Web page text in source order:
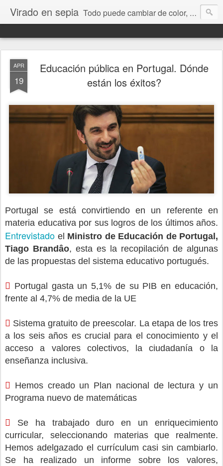
Virado en sepia Todo puede cambiar de color, depende de nosotros y de nuestra capacidad para aprender a mirar. Hablamos de sociedad, economía, empresa, política, RRHH, formación. De Historia reciente, de educación y de temas sociales.
APR
19
Educación pública en Portugal. Dónde
están los éxitos?
Portugal se está convirtiendo en un referente en
materia educativa por sus logros de los últimos años.
Entrevistado el Ministro de Educación de Portugal,
Tiago Brandâo, esta es la recopilación de algunas
de las propuestas del sistema educativo portugués.
 Portugal gasta un 5,1% de su PIB en educación,
frente al 4,7% de media de la UE
 Sistema gratuito de preescolar. La etapa de los tres
a los seis años es crucial para el conocimiento y el
acceso a valores colectivos, la ciudadanía o la
enseñanza inclusiva.
 Hemos creado un Plan nacional de lectura y un
Programa nuevo de matemáticas
 Se ha trabajado duro en un enriquecimiento
curricular, seleccionando materias que realmente.
Hemos adelgazado el currículum casi sin cambiarlo.
Se ha realizado un informe sobre los valores,